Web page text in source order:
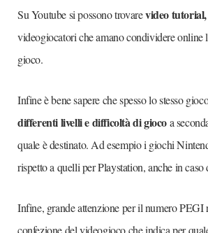
Su Youtube si possono trovarevideo tutorial,
videogiocatori che amano condividere online
gioco.
Infine è bene sapere che spesso lo stesso
differenti livelli e difficoltà di giocoa
quale è destinato. Ad esempio i giochi
rispetto a quelli per Playstation, anche in
Infine, grande attenzione per il numero PEGI
confezione del videogioco che indica per